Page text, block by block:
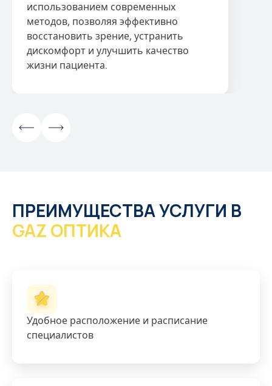
использованием современных
методов, позволяя эффективно
восстановить зрение, устранить
дискомфорт и улучшить качество
жизни пациента.
ПРЕИМУЩЕСТВА УСЛУГИ В
GAZ ОПТИКА
Удобное расположение и расписание
специалистов